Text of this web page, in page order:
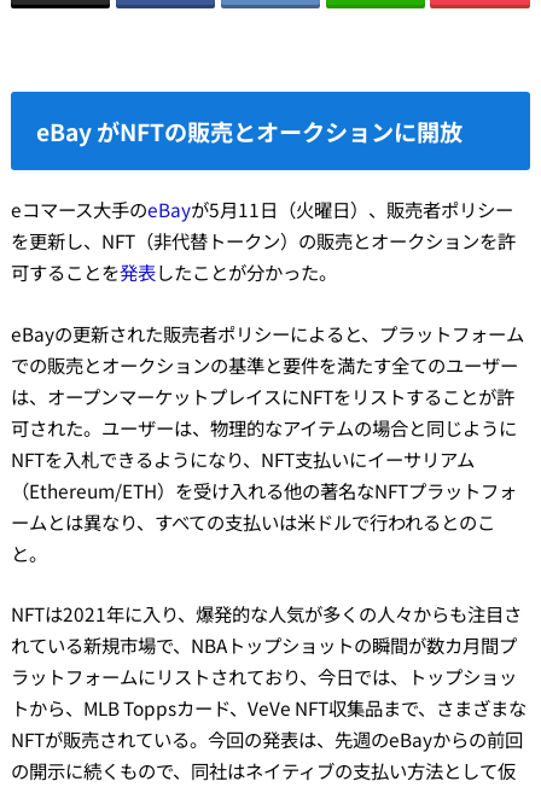
eBay がNFTの販売とオークションに開放
eコマース大手のeBayが5月11日（火曜日）、販売者ポリシー
を更新し、NFT（非代替トークン）の販売とオークションを許
可することを発表したことが分かった。
eBayの更新された販売者ポリシーによると、プラットフォーム
での販売とオークションの基準と要件を満たす全てのユーザー
は、オープンマーケットプレイスにNFTをリストすることが許
可された。ユーザーは、物理的なアイテムの場合と同じように
NFTを入札できるようになり、NFT支払いにイーサリアム
（Ethereum/ETH）を受け入れる他の著名なNFTプラットフォ
ームとは異なり、すべての支払いは米ドルで行われるとのこ
と。
NFTは2021年に入り、爆発的な人気が多くの人々からも注目さ
れている新規市場で、NBAトップショットの瞬間が数カ月間プ
ラットフォームにリストされており、今日では、トップショッ
トから、MLB Toppsカード、VeVe NFT収集品まで、さまざまな
NFTが販売されている。今回の発表は、先週のeBayからの前回
の開示に続くもので、同社はネイティブの支払い方法として仮